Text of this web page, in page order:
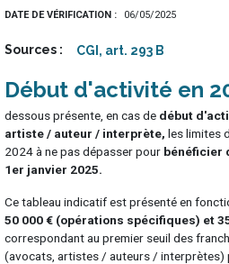
DATE DE VÉRIFICATION 06/05/2025
Sources CGI, art. 293 B
Début d'activité en
dessous présente, en cas de début
artiste / auteur / interprète, les limites
2024 à ne pas dépasser pour bénéficier
1er janvier 2025.
Ce tableau indicatif est présenté en
50 000 € (opérations spécifiques) et
correspondant au premier seuil des
(avocats, artistes / auteurs / interprètes)